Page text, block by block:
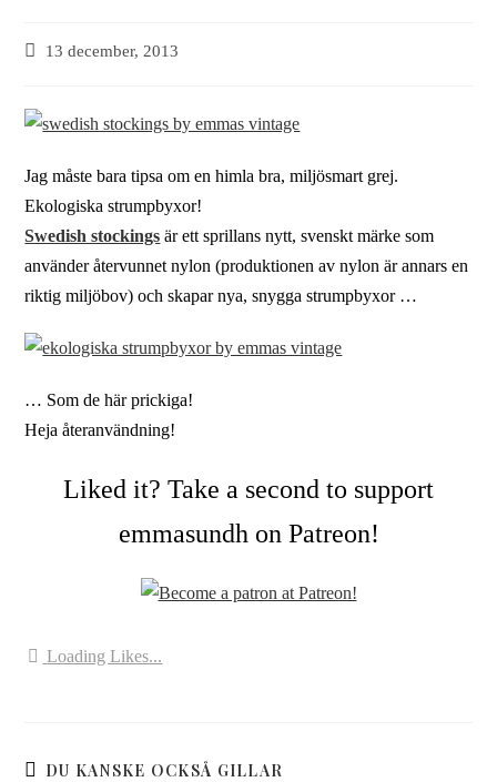
13 december, 2013
Jag måste bara tipsa om en himla bra, miljösmart grej.
Ekologiska strumpbyxor!
Swedish stockings är ett sprillans nytt, svenskt märke som
använder återvunnet nylon (produktionen av nylon är annars en
riktig miljöbov) och skapar nya, snygga strumpbyxor …
… Som de här prickiga!
Heja återanvändning!
Liked it? Take a second to support
emmasundh on Patreon!
Loading Likes...
DU KANSKE OCKSÅ GILLAR